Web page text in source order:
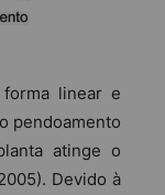
linear e
pendoamento
atinge o
Devido à